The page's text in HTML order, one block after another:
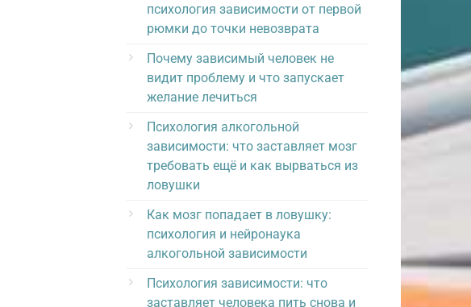
психология зависимости от первой
рюмки до точки невозврата
Почему зависимый человек не
видит проблему и что запускает
желание лечиться
Психология алкогольной
зависимости: что заставляет мозг
требовать ещё и как вырваться из
ловушки
Как мозг попадает в ловушку:
психология и нейронаука
алкогольной зависимости
Психология зависимости: что
заставляет человека пить снова и